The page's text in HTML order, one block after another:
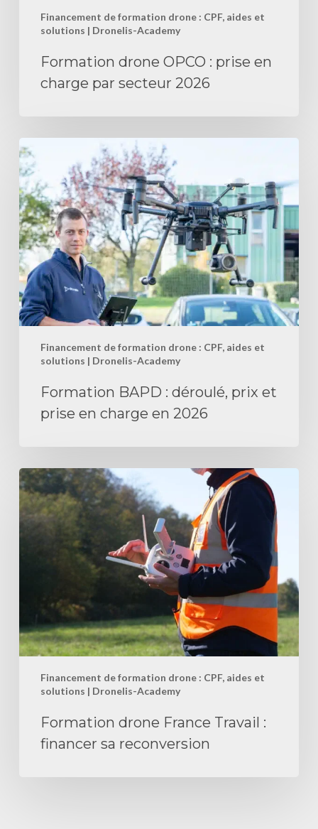
Financement de formation drone : CPF, aides et
solutions | Dronelis-Academy
Formation drone OPCO : prise en
charge par secteur 2026
Financement de formation drone : CPF, aides et
solutions | Dronelis-Academy
Formation
BAPD
:
déroulé,
prix
et
prise
en
charge
2026
Formation BAPD : déroulé, prix et
prise en charge en 2026
Financement de formation drone : CPF, aides et
solutions | Dronelis-Academy
Formation
drone
France
reconversion
Formation drone France Travail :
financer sa reconversion